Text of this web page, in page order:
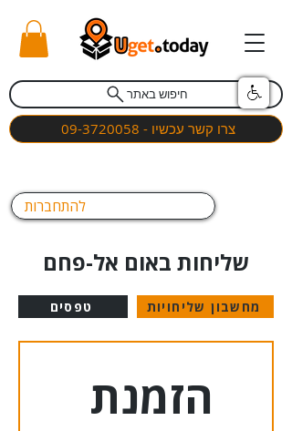
חיפוש באתר
צרו קשר עכשיו - 09-3720058
להתחברות
שליחות באום אל-פחם
מחשבון שליחויות טפסים